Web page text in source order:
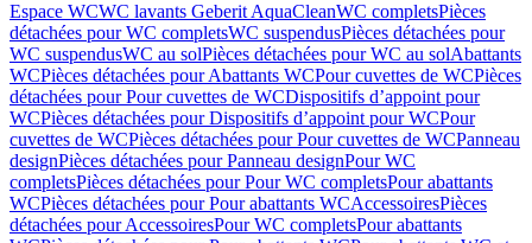
Espace WCWC lavants Geberit AquaCleanWC completsPièces
détachées pour WC completsWC suspendusPièces détachées pour
WC suspendusWC au solPièces détachées pour WC au solAbattants
WCPièces détachées pour Abattants WCPour cuvettes de WCPièces
détachées pour Pour cuvettes de WCDispositifs d’appoint pour
WCPièces détachées pour Dispositifs d’appoint pour WCPour
cuvettes de WCPièces détachées pour Pour cuvettes de WCPanneau
designPièces détachées pour Panneau designPour WC
completsPièces détachées pour Pour WC completsPour abattants
WCPièces détachées pour Pour abattants WCAccessoiresPièces
détachées pour AccessoiresPour WC completsPour abattants